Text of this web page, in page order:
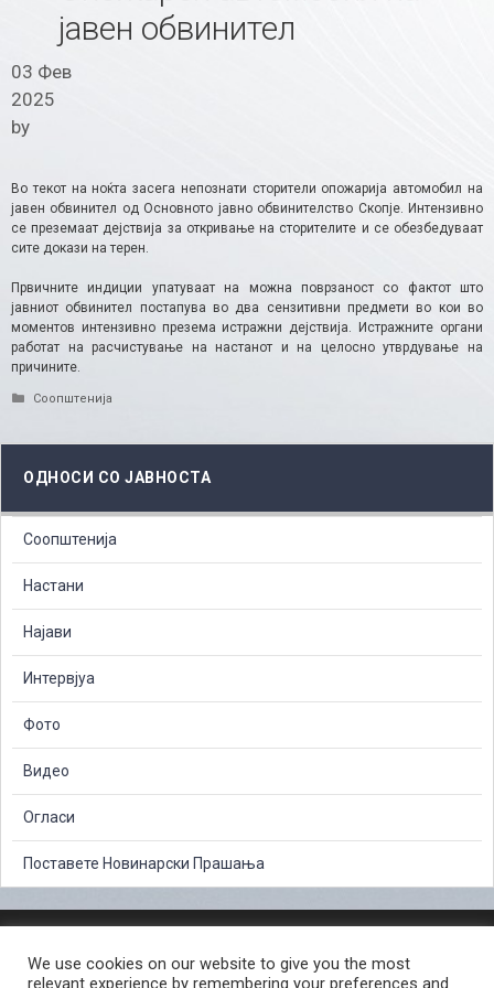
јавен обвинител
03 Фев
2025
by
Во текот на ноќта засега непознати сторители опожарија автомобил на
јавен обвинител од Основното јавно обвинителство Скопје. Интензивно
се преземаат дејствија за откривање на сторителите и се обезбедуваат
сите докази на терен.
Првичните индиции упатуваат на можна поврзаност со фактот што
јавниот обвинител постапува во два сензитивни предмети во кои во
моментов интензивно презема истражни дејствија. Истражните органи
работат на расчистување на настанот и на целосно утврдување на
причините.
Categories
Соопштенија
ОДНОСИ СО ЈАВНОСТА
Соопштенија
Настани
Најави
Интервјуа
Фото
Видео
Огласи
Поставете Новинарски Прашања
СЛОБОДЕН ПРИСТАП ДО ИНФОРМАЦИИ ОД ЈАВЕН КАРАКТЕР
We use cookies on our website to give you the most
relevant experience by remembering your preferences and